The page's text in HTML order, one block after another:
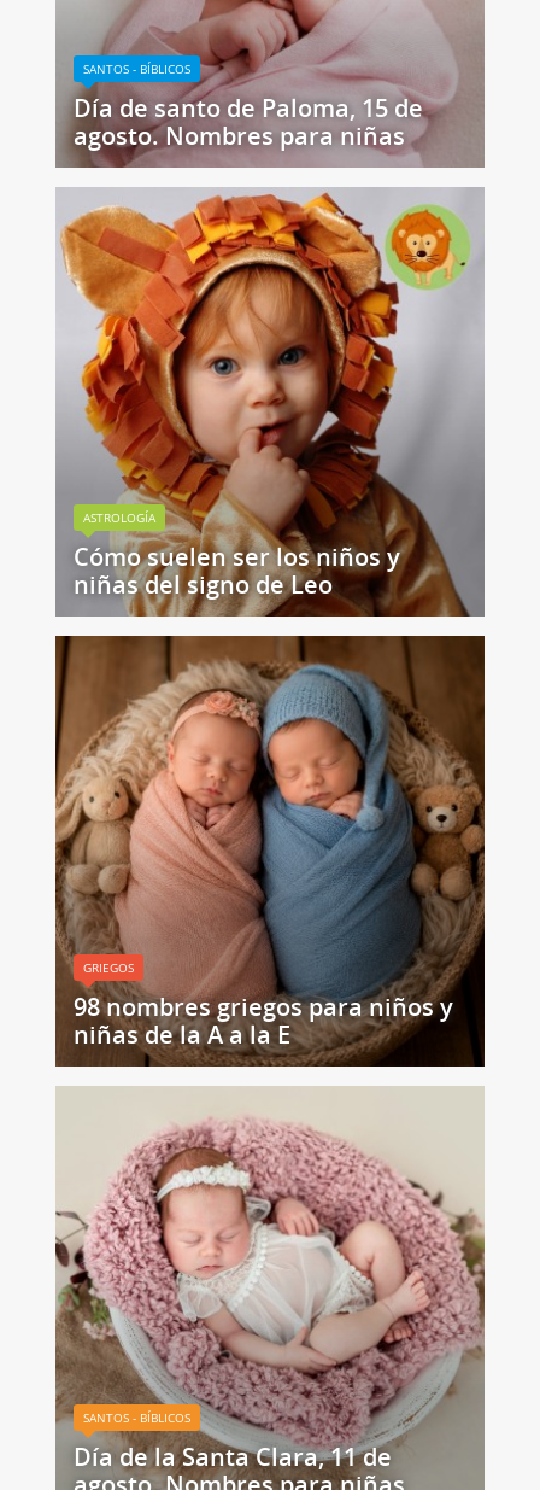
SANTOS - BÍBLICOS
Día de santo de Paloma, 15 de
agosto. Nombres para niñas
ASTROLOGÍA
Cómo suelen ser los niños y
niñas del signo de Leo
GRIEGOS
98 nombres griegos para niños y
niñas de la A a la E
SANTOS - BÍBLICOS
Día de la Santa Clara, 11 de